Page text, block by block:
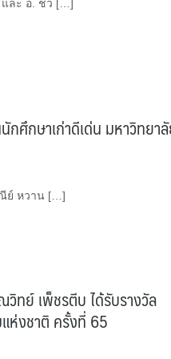
ละ อ. ชว […]
ศึกษาเก่าดีเด่น มหาวิทยา
ณีย์ หวาน […]
ทย์ เพ็ชรตีบ ได้รับรางวัล
ห่งชาติ ครั้งที่ 65